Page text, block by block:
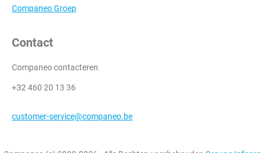
Companeo Groep
Contact
Companeo contacteren
+32 460 20 13 36
customer-service@companeo.be